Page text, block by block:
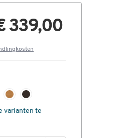
339,00
varianten te